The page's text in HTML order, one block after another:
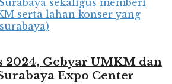
2024, Gebyar UMKM dan
Expo Center